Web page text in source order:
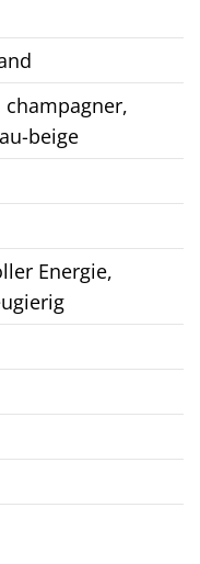
beige
Energie,